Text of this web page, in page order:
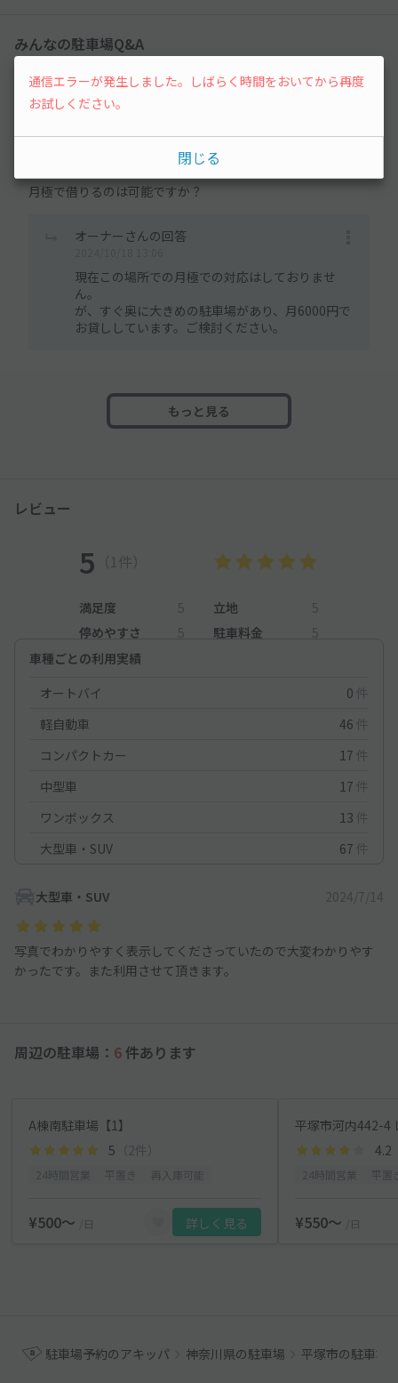
みんなの駐車場Q&A
1件の質問があります
エステックさん
月極で借りるのは可能ですか？
オーナーさんの回答
現在この場所での月極での対応はしておりませ
ん。
が、すぐ奥に大きめの駐車場があり、月6000円で
お貸ししています。ご検討ください。
もっと見る
レビュー
5 （1件）
満足度 5 立地
5
停めやすさ
5 駐車料金
5
車種ごとの利用実績
オートバイ
0 件
軽自動車
46 件
コンパクトカー
17 件
中型車
17 件
ワンボックス
13 件
大型車・SUV
67 件
大型車・SUV 2024/7/14
写真でわかりやすく表示してくださっていたので大変わかりやす
かったです。また利用させて頂きます。
周辺の駐車場： 6 件あります
A棟南駐車場【1】
5 （2件）
¥500〜 /日 詳しく見る
4.2
¥550〜 /日
駐車場予約のアキッパ 神奈川県の駐車場 平塚市の駐車場
通信エラーが発生しました。しばらく時間をおいてから再度
お試しください。
閉じる